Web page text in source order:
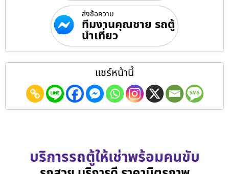
ส่งข้อความ
ทีมงานคุณชาย รถตู้
นำเที่ยว
แชร์หน้านี้
บริการรถตู้ให้เช่าพร้อมคนขับ